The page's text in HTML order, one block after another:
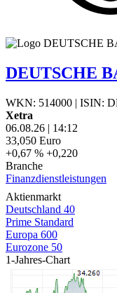
DEUTSCHE
WKN: 514000 | ISIN:
Xetra
06.08.26 | 14:12
33,050 Euro
+0,67 % +0,220
Branche
Finanzdienstleistungen
Aktienmarkt
Deutschland 40
Prime Standard
Europa 600
Eurozone 50
1-Jahres-Chart